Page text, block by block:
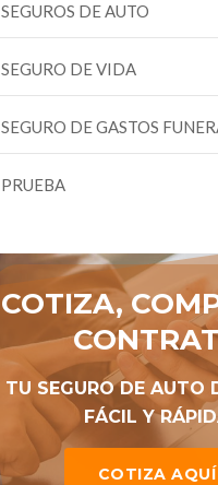
SEGUROS DE AUTO
SEGURO DE VIDA
SEGURO DE GASTOS
PRUEBA
COTIZA,
TU SEGURO DE AUTO
FÁCIL Y
COTIZA AQUÍ